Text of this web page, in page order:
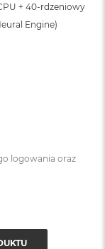
+ 40-rdzeniowy
Engine)
logowania oraz